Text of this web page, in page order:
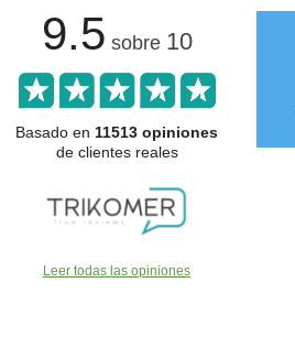
9.5 sobre 10
Basado en11513 opiniones
de clientes reales
Leer todas las opiniones